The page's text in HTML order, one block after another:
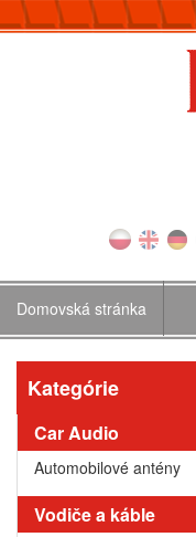
Domovská stránka
Kategórie
Car Audio
Automobilové antény
Vodiče a káble